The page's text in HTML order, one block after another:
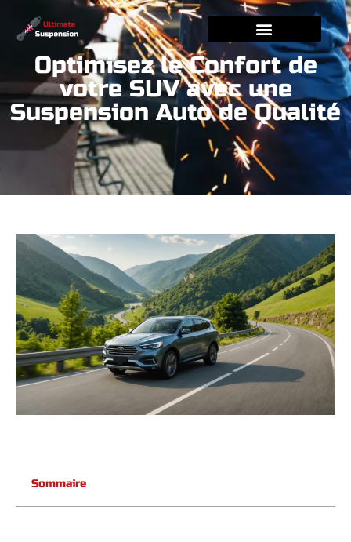
Optimisez le Confort de
votre SUV avec une
Suspension Auto de Qualité
Sommaire